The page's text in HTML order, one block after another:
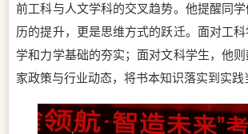
前工科与人文学科的交叉趋势。他提醒同
历的提升，更是思维方式的跃迁。面对工
学和力学基础的夯实；面对文科学生，他
家政策与行业动态，将书本知识落实到实践